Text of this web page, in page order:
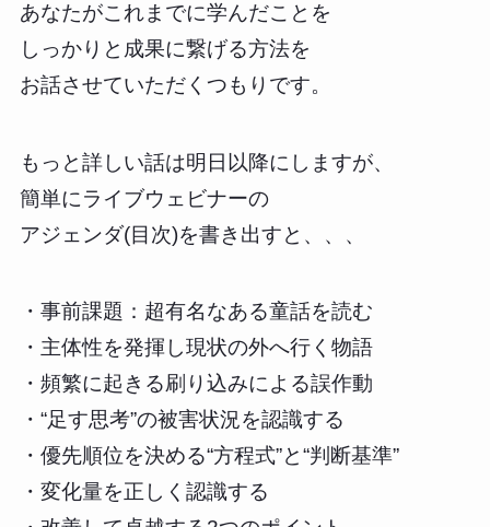
あなたがこれまでに学んだことを
しっかりと成果に繋げる方法を
お話させていただくつもりです。
もっと詳しい話は明日以降にしますが、
簡単にライブウェビナーの
アジェンダ(目次)を書き出すと、、、
・事前課題：超有名なある童話を読む
・主体性を発揮し現状の外へ行く物語
・頻繁に起きる刷り込みによる誤作動
・“足す思考”の被害状況を認識する
・優先順位を決める“方程式”と“判断基準”
・変化量を正しく認識する